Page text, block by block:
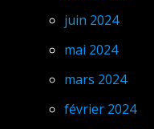
juin 2024
mai 2024
mars 2024
février 2024